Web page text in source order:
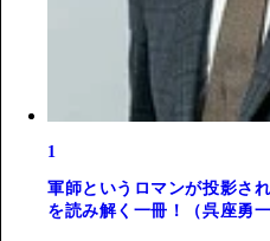
1
軍師というロマンが投影さ
を読み解く一冊！（呉座勇